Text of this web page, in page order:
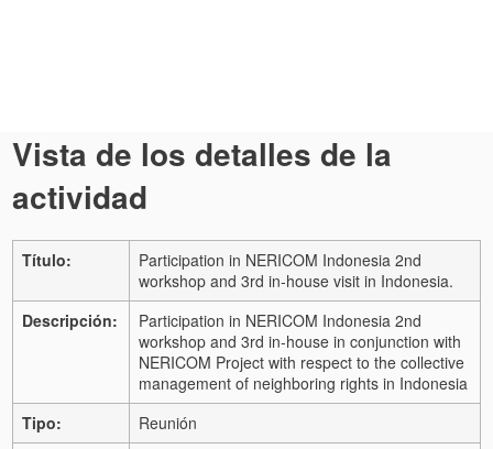
Vista de los detalles de la
actividad
Título:
Participation in NERICOM Indonesia 2nd
workshop and 3rd in-house visit in Indonesia.
Descripción:
Participation in NERICOM Indonesia 2nd
workshop and 3rd in-house in conjunction with
NERICOM Project with respect to the collective
management of neighboring rights in Indonesia
Tipo:
Reunión